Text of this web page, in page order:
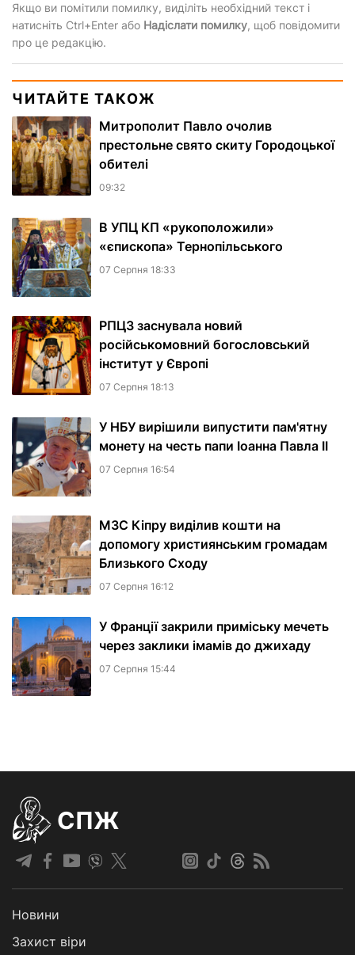
Якщо ви помітили помилку, виділіть необхідний текст і
натисніть Ctrl+Enter або Надіслати помилку, щоб повідомити
про це редакцію.
ЧИТАЙТЕ ТАКОЖ
Митрополит Павло очолив
престольне свято скиту Городоцької
обителі
09:32
В УПЦ КП «рукоположили»
«єпископа» Тернопільського
07 Серпня 18:33
РПЦЗ заснувала новий
російськомовний богословський
інститут у Європі
07 Серпня 18:13
У НБУ вирішили випустити пам'ятну
монету на честь папи Іоанна Павла II
07 Серпня 16:54
МЗС Кіпру виділив кошти на
допомогу християнським громадам
Близького Сходу
07 Серпня 16:12
У Франції закрили приміську мечеть
через заклики імамів до джихаду
07 Серпня 15:44
СПЖ
Новини
Захист віри